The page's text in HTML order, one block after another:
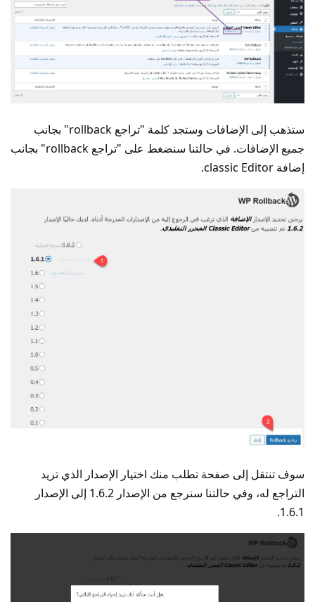
ستذهب إلى الإضافات وستجد كلمة "تراجع rollback" بجانب
جميع الإضافات. في حالتنا سنضغط على "تراجع rollback" بجانب
إضافة classic Editor.
سوف تنتقل إلى صفحة تطلب منك اختيار الإصدار الذي تريد
التراجع له، وفي حالتنا سنرجع من الإصدار 1.6.2 إلى الإصدار
1.6.1.